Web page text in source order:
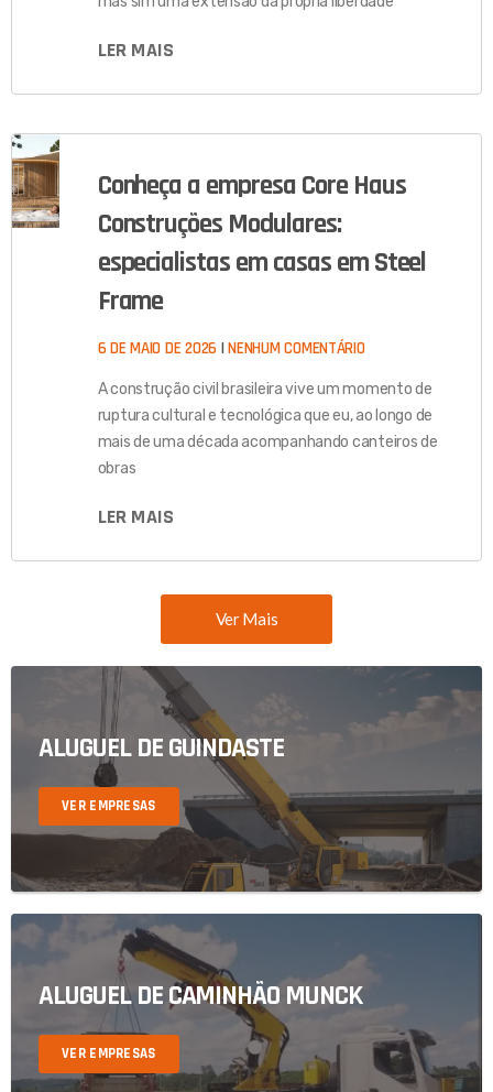
LER MAIS
Conheça a empresa Core Haus
Construções Modulares:
especialistas em casas em Steel
Frame
6 DE MAIO DE 2026 NENHUM COMENTÁRIO
A construção civil brasileira vive um momento de
ruptura cultural e tecnológica que eu, ao longo de
mais de uma década acompanhando canteiros de
obras
LER MAIS
Ver Mais
ALUGUEL DE GUINDASTE
VER EMPRESAS
ALUGUEL DE CAMINHÃO MUNCK
VER EMPRESAS